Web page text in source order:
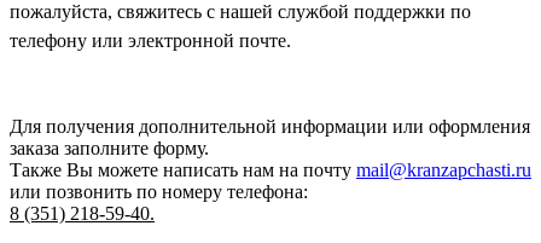
пожалуйста, свяжитесь с нашей службой поддержки по
телефону или электронной почте.
Для получения дополнительной информации или оформления
заказа заполните форму.
Также Вы можете написать нам на почту mail@kranzapchasti.ru
или позвонить по номеру телефона:
8 (351) 218-59-40.